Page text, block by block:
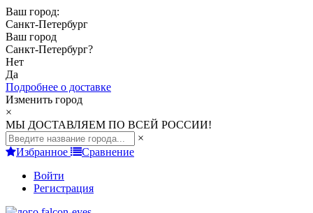
Ваш город:
Санкт-Петербург
Ваш город
Санкт-Петербург?
Нет
Да
Подробнее о доставке
Изменить город
×
МЫ ДОСТАВЛЯЕМ ПО ВСЕЙ РОССИИ!
×
Избранное
Сравнение
Войти
Регистрация